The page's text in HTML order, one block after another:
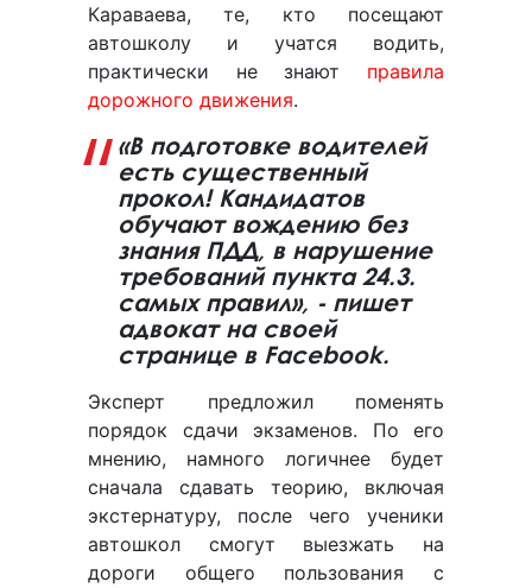
Караваева, те, кто посещают
автошколу и учатся водить,
практически не знают правила
дорожного движения.
«В подготовке водителей
есть существенный
прокол! Кандидатов
обучают вождению без
знания ПДД, в нарушение
требований пункта 24.3.
самых правил», - пишет
адвокат на своей
странице в Facebook.
Эксперт предложил поменять
порядок сдачи экзаменов. По его
мнению, намного логичнее будет
сначала сдавать теорию, включая
экстернатуру, после чего ученики
автошкол смогут выезжать на
дороги общего пользования с